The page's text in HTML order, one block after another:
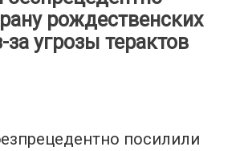
рождественских
угрозы терактов
посилили